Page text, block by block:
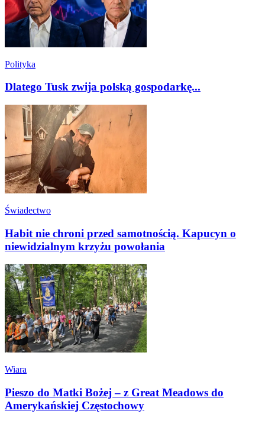
Polityka
Dlatego Tusk zwija polską gospodarkę...
Świadectwo
Habit nie chroni przed samotnością. Kapucyn o
niewidzialnym krzyżu powołania
Wiara
Pieszo do Matki Bożej – z Great Meadows do
Amerykańskiej Częstochowy